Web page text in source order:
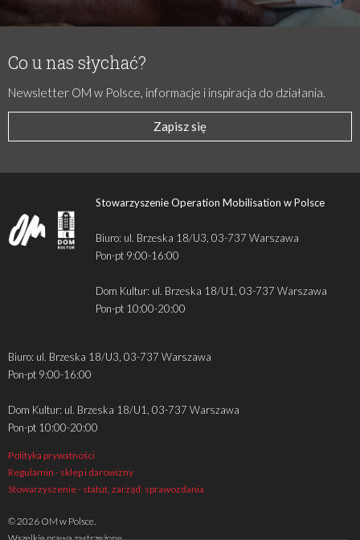
Co u nas słychać?
Newsletter OM w Polsce, informacje i inspiracja do działania.
Zapisz się
Stowarzyszenie Operation Mobilisation w Polsce
Biuro: ul. Brzeska 18/U3, 03-737 Warszawa
Pon-pt 9:00-16:00
Dom Kultur: ul. Brzeska 18/U1, 03-737 Warszawa
Pon-pt 10:00-20:00
Biuro: ul. Brzeska 18/U3, 03-737 Warszawa
Pon-pt 9:00-16:00
Dom Kultur: ul. Brzeska 18/U1, 03-737 Warszawa
Pon-pt 10:00-20:00
Polityka prywatności
Regulamin - sklep i darowizny
Stowarzyszenie - statut, zarząd, sprawozdania
© 2026 OM w Polsce.